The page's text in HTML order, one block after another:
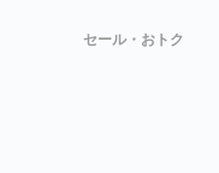
セール・おトク